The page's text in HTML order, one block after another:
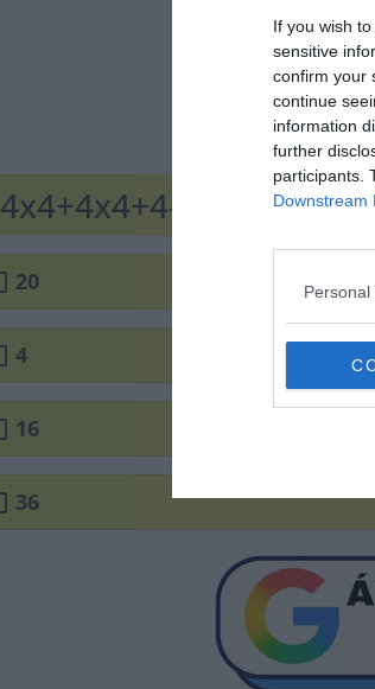
If you wish
sensitive
confirm your
continue
information
further
participants.
Downstream
4x4+4x4+4-4x4=?
20
4
16
36